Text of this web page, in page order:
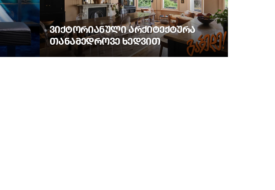
ᲕᲘᲥᲢᲝᲠᲘᲐᲜᲣᲚᲘ ᲐᲠᲥᲘᲢᲔᲥᲢᲣᲠᲐ
ᲗᲐᲜᲐᲛᲔᲓᲠᲝᲕᲔ ᲮᲔᲓᲕᲘᲗ